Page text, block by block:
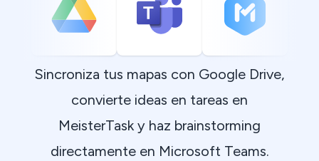
Sincroniza tus mapas con Google Drive,
convierte ideas en tareas en
MeisterTask y haz brainstorming
directamente en Microsoft Teams.